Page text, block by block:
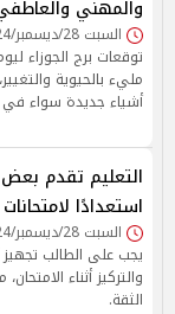
والمهني
السبت 28/ديسمبر/2024 - 04:50 ص
مليء بالحيوية
أشياء جديدة سواء في
التعليم تقدم بعض
استعدادًا
السبت 28/ديسمبر/2024 - 02:40 ص
يجب على الطالب تجهيز
والتركيز أثناء
الثقة.